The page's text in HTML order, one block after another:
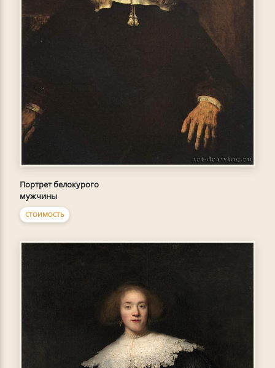
Портрет белокурого
мужчины
СТОИМОСТЬ